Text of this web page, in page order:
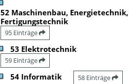
52 Maschinenbau, Energietechnik,
Fertigungstechnik
95 Einträge
53 Elektrotechnik
59 Einträge
54 Informatik 58 Einträge